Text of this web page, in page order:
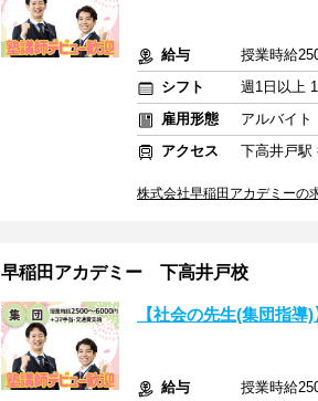
給与
授業時給
シフト
週1日以上
雇用形態
アルバイト
アクセス
下高井戸駅
株式会社早稲田アカデミーの
早稲田アカデミー 下高井戸校
【社会の先生(集団指
給与 授業時給